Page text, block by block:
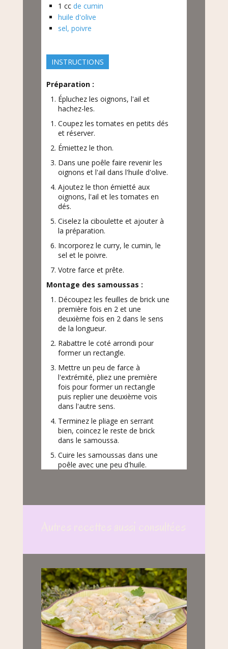
1 cc de cumin
huile d'olive
sel, poivre
INSTRUCTIONS
Préparation :
Épluchez les oignons, l'ail et
hachez-les.
Coupez les tomates en petits dés
et réserver.
Émiettez le thon.
Dans une poêle faire revenir les
oignons et l'ail dans l'huile d'olive.
Ajoutez le thon émietté aux
oignons, l'ail et les tomates en
dés.
Ciselez la ciboulette et ajouter à
la préparation.
Incorporez le curry, le cumin, le
sel et le poivre.
Votre farce et prête.
Montage des samoussas :
Découpez les feuilles de brick une
première fois en 2 et une
deuxième fois en 2 dans le sens
de la longueur.
Rabattre le coté arrondi pour
former un rectangle.
Mettre un peu de farce à
l'extrémité, pliez une première
fois pour former un rectangle
puis replier une deuxième vois
dans l'autre sens.
Terminez le pliage en serrant
bien, coincez le reste de brick
dans le samoussa.
Cuire les samoussas dans une
poêle avec une peu d'huile.